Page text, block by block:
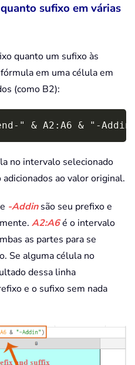
sufixo em várias
quanto um sufixo às
em uma célula em
(como B2):
" & A2:A6 & "-
Copy
no intervalo selecionado
ao valor original.
e -Addinsão seu prefixo e
A2:A6é o intervalo
as partes para se
Se alguma célula no
dessa linha
e o sufixo sem nada